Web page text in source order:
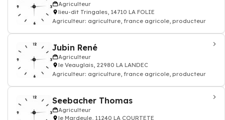
Agriculteur
lieu-dit Tringales, 14710 LA FOLIE
Agriculteur: agriculture, france agricole, producteur
Jubin René
Agriculteur
le Veauglais, 22980 LA LANDEC
Agriculteur: agriculture, france agricole, producteur
Seebacher Thomas
Agriculteur
le Mardeule, 11240 LA COURTETE